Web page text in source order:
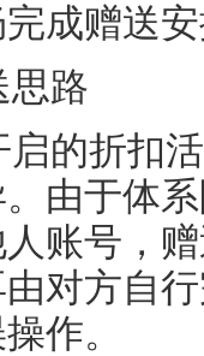
成赠送
思路
的折扣
由于体
账号，
对方自
作。